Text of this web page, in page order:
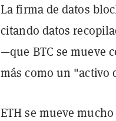
La firma de datos
citando datos
—que BTC se mueve
más como un "activo
ETH se mueve